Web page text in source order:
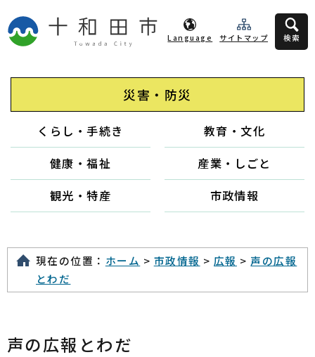
Language サイトマップ 検索
災害・防災
くらし・手続き
教育・文化
健康・福祉
産業・しごと
観光・特産
市政情報
現在の位置： ホーム > 市政情報 > 広報 > 声の広報
とわだ
声の広報とわだ